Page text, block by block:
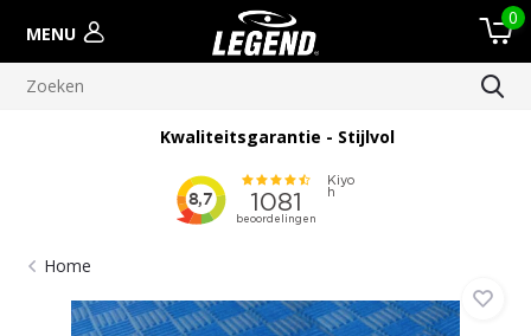
MENU
0
Kwaliteitsgarantie - Stijlvol
Home